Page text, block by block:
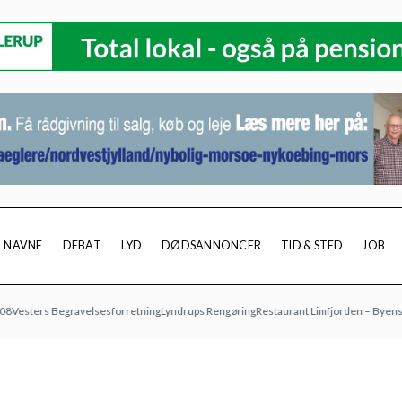
NAVNE DEBAT LYD DØDSANNONCER TID & STED JOB
BegravelsesforretningLyndrups RengøringRestaurant Limfjorden – Byens